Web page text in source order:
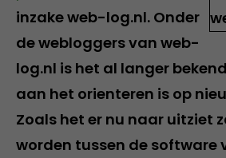
inzake web-log.nl. Onder
de webloggers van web-
log.nl is het al langer
aan het orienteren is op
Zoals het er nu naar uitziet
worden tussen de software